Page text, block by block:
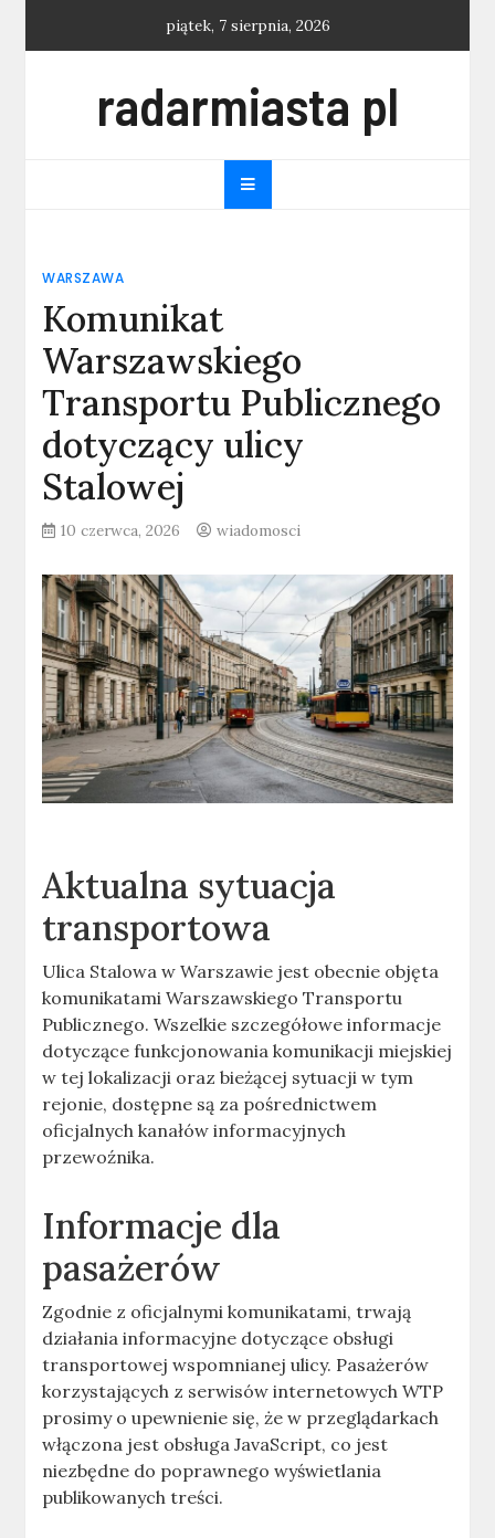
piątek, 7 sierpnia, 2026
radarmiasta pl
WARSZAWA
Komunikat
Warszawskiego
Transportu Publicznego
dotyczący ulicy
Stalowej
10 czerwca, 2026 wiadomosci
Aktualna sytuacja
transportowa
Ulica Stalowa w Warszawie jest obecnie objęta
komunikatami Warszawskiego Transportu
Publicznego. Wszelkie szczegółowe informacje
dotyczące funkcjonowania komunikacji miejskiej
w tej lokalizacji oraz bieżącej sytuacji w tym
rejonie, dostępne są za pośrednictwem
oficjalnych kanałów informacyjnych
przewoźnika.
Informacje dla
pasażerów
Zgodnie z oficjalnymi komunikatami, trwają
działania informacyjne dotyczące obsługi
transportowej wspomnianej ulicy. Pasażerów
korzystających z serwisów internetowych WTP
prosimy o upewnienie się, że w przeglądarkach
włączona jest obsługa JavaScript, co jest
niezbędne do poprawnego wyświetlania
publikowanych treści.